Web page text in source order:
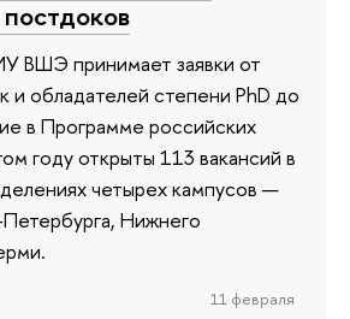
ВШЭ принимает заявки от
и обладателей степени PhD до
в Программе российских
году открыты 113 вакансий в
четырех кампусов —
Нижнего
11 февраля